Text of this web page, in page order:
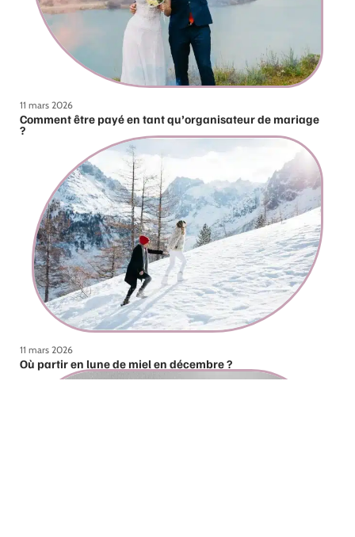
11 mars 2026
Comment être payé en tant qu’organisateur de mariage
?
11 mars 2026
Où partir en lune de miel en décembre ?